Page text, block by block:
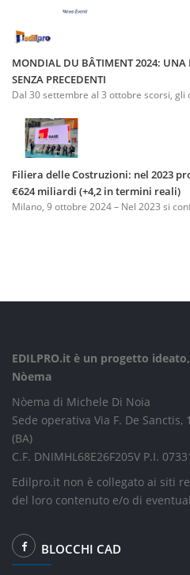
MONDIAL DU BÂTIMENT 2024: UNA
SENZA PRECEDENTI
Dal 30 settembre al 3 ottobre scorsi, gli
Filiera delle Costruzioni: nel 2023
€624 miliardi (+4,2 in termini reali)
Milano, 9 ottobre 2024 – Nel 2023 si
EDILPRO.it è un progetto
Nòema
Nòema di Michele Di Noia
Sede operativa Via F. De
(BA)
C.F. DNIMHL68E26F205V P.I.
Edilpro.it non è collegato ai siti
del loro contenuto e/o di
BLOCCHI CAD